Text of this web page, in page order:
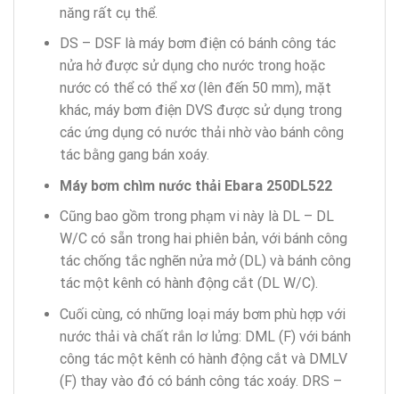
năng rất cụ thể.
DS – DSF là máy bơm điện có bánh công tác
nửa hở được sử dụng cho nước trong hoặc
nước có thể có thể xơ (lên đến 50 mm), mặt
khác, máy bơm điện DVS được sử dụng trong
các ứng dụng có nước thải nhờ vào bánh công
tác bằng gang bán xoáy.
Máy bơm chìm nước thải Ebara 250DL522
Cũng bao gồm trong phạm vi này là DL – DL
W/C có sẵn trong hai phiên bản, với bánh công
tác chống tắc nghẽn nửa mở (DL) và bánh công
tác một kênh có hành động cắt (DL W/C).
Cuối cùng, có những loại máy bơm phù hợp với
nước thải và chất rắn lơ lửng: DML (F) với bánh
công tác một kênh có hành động cắt và DMLV
(F) thay vào đó có bánh công tác xoáy. DRS –